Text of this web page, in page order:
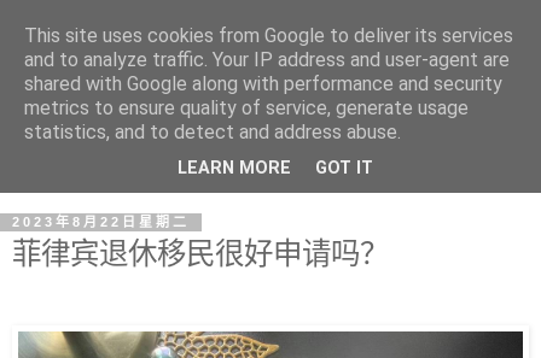
2023年8月22日星期二
菲律宾退休移民很好申请吗？
This site uses cookies from Google to deliver its services
and to analyze traffic. Your IP address and user-agent are
shared with Google along with performance and security
metrics to ensure quality of service, generate usage
statistics, and to detect and address abuse.
LEARN MORE GOT IT